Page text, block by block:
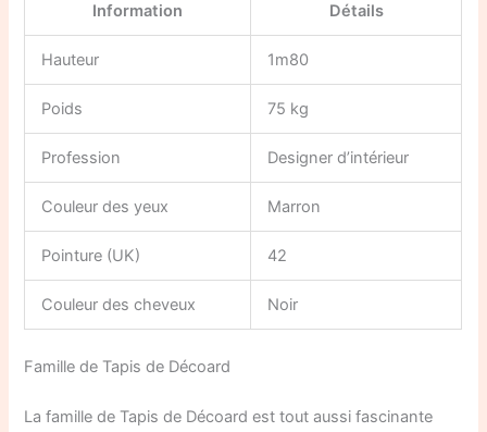
Information Détails
Hauteur 1m80
Poids 75 kg
Profession Designer d’intérieur
Couleur des yeux Marron
Pointure (UK) 42
Couleur des cheveux Noir
Famille de Tapis de Décoard
La famille de Tapis de Décoard est tout aussi fascinante